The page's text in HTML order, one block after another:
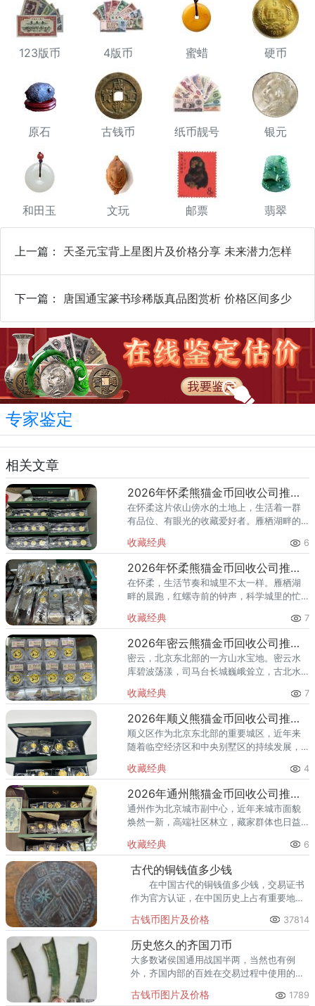
123版币 4版币 蜜蜡 硬币
原石 古钱币 纸币靓号 银元
和田玉 文玩 邮票 翡翠
上一篇： 天圣元宝背上星图片及价格分享 未来潜力怎样
下一篇： 唐国通宝篆书珍稀版真品图赏析 价格区间多少
专家鉴定
相关文章
2026年怀柔熊猫金币回收公司推荐 怀柔回收熊猫金币渠道
在怀柔这片依山傍水的土地上，生活着一群
有品位、有眼光的收藏爱好者。雁栖湖畔的
红螺寺的香火绵延不绝——怀柔的藏家群体
也在悄然壮大。熊猫金币，作为
收藏经典 6
2026年怀柔熊猫金币回收公司推荐 怀柔哪里回收熊猫金币
在怀柔，生活节奏和城里不太一样。雁栖湖
畔的晨跑，红螺寺前的钟声，科学城里的忙
值。熊猫金币作为兼具投资与收藏属性的热
门品种，在怀柔的藏家圈子里一
收藏经典 7
2026年密云熊猫金币回收公司推荐 密云回收熊猫金币正规渠道
密云，北京东北部的一方山水宝地。密云水
库碧波荡漾，司马台长城巍峨耸立，古北水
的土地上，越来越多的人开始关注钱币收
藏，熊猫金币凭借其国家法定货币
收藏经典 7
2026年顺义熊猫金币回收公司推荐 顺义回收熊猫金币渠道
顺义区作为北京东北部的重要城区，近年来
随着临空经济区和中央别墅区的持续发展，
量也在稳步增长。然而，不少顺义藏家在考
虑出手熊猫金币时，总会遇到一
收藏经典 4
2026年通州熊猫金币回收公司推荐 通州出手熊猫金币藏家该选哪家？
通州作为北京城市副中心，近年来城市面貌
焕然一新，高端社区林立，藏家群体也日益
爱琴海购物公园，从行政办公区到运河商务
区，关注钱币收藏的人越来越多
收藏经典 6
古代的铜钱值多少钱
在中国古代的铜钱值多少钱，交易证书
作为官方认证，在中国历史上占有重要地
种铜钱价格其他硬币和货币未来瑶瑶。
古钱币图片及价格 37814
历史悠久的齐国刀币
大多数诸侯国通用战国半两，当然也有例
外，齐国内部的百姓在交易过程中使用的硬
接下来我们便来了解一下这种古钱币有何特
古钱币图片及价格 1789